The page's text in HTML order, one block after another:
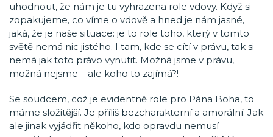
uhodnout, že nám je tu vyhrazena role vdovy. Když si
zopakujeme, co víme o vdově a hned je nám jasné,
jaká, že je naše situace: je to role toho, který v tomto
světě nemá nic jistého. I tam, kde se cítí v právu, tak si
nemá jak toto právo vynutit. Možná jsme v právu,
možná nejsme – ale koho to zajímá?!
Se soudcem, což je evidentně role pro Pána Boha, to
máme složitější. Je příliš bezcharakterní a amorální. Jak
ale jinak vyjádřit někoho, kdo opravdu nemusí